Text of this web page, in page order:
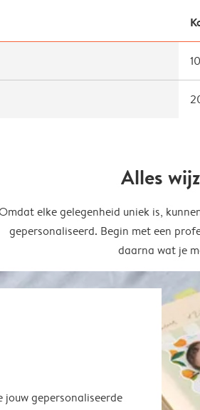
Alles
elke gelegenheid uniek is,
gepersonaliseerd. Begin met een
daarna wat je
jouw gepersonaliseerde